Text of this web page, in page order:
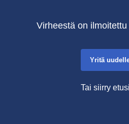
Virheestä on
Yritä
Tai siirry